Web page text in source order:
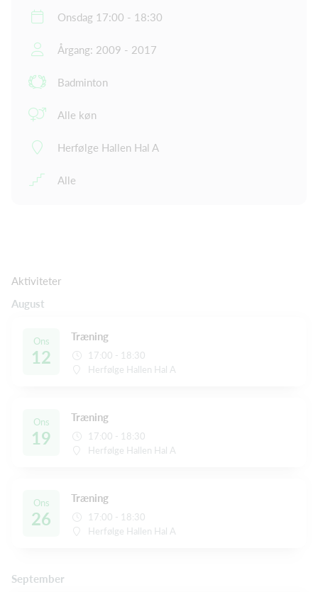
Onsdag 17:00 - 18:30
Årgang: 2009 - 2017
Badminton
Alle køn
Herfølge Hallen Hal A
Alle
Aktiviteter
August
Ons
12
Træning
17:00 - 18:30
Herfølge Hallen Hal A
Ons
19
Træning
17:00 - 18:30
Herfølge Hallen Hal A
Ons
26
Træning
17:00 - 18:30
Herfølge Hallen Hal A
September